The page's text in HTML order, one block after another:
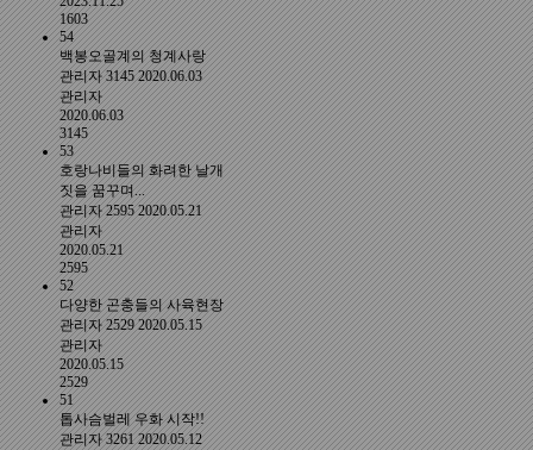
1603
54
백봉오골계의 청계사랑
관리자 3145 2020.06.03
관리자
2020.06.03
3145
53
호랑나비들의 화려한 날개
짓을 꿈꾸며...
관리자 2595 2020.05.21
관리자
2020.05.21
2595
52
다양한 곤충들의 사육현장
관리자 2529 2020.05.15
관리자
2020.05.15
2529
51
톱사슴벌레 우화 시작!!
관리자 3261 2020.05.12